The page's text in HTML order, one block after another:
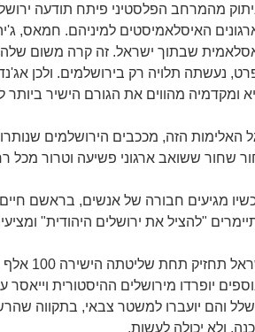
מהמרחב הפלסטיני פיתח תודעה
האיסלאמיסטים למיניהם. חמאס,
שבתוך ישראל. זה קרה משום
נעשתה תלויה רק בירושלמים. ולכן
ומקדמיה מהווים את הגורם הישיר ביותר
האלימות הזה, מככבים הירושלמים
שחור ששואב ארגוני פשיעה וטרור מכל
מגיעים חבורה של אנשים, בראשם חיים
"להציל את ירושלים היהודית"
יופרדו מירושלים ההיסטורית
והם יועברו למשטר צבאי, בתקווה
ולא יכולה לעשות.